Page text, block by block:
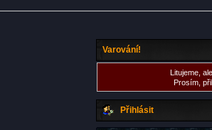
Varování!
Litujeme,
Prosím,
Přihlásit